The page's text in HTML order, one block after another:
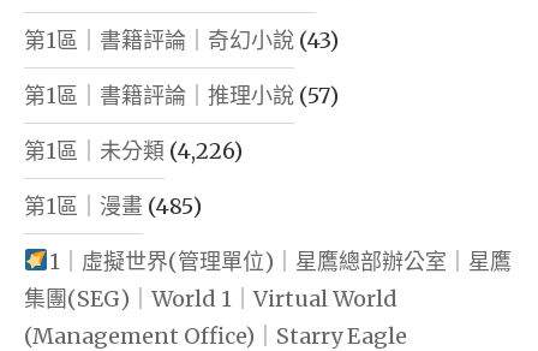
第1區｜書籍評論｜奇幻小說 (43)
第1區｜書籍評論｜推理小說 (57)
第1區｜未分類 (4,226)
第1區｜漫畫 (485)
1｜虛擬世界(管理單位)｜星鷹總部辦公室｜星鷹
集團(SEG)｜World 1｜Virtual World
(Management Office)｜Starry Eagle